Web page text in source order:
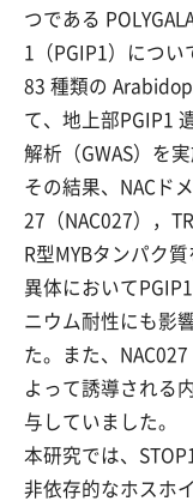
つである
1（PGIP1）につい
83 種類の
て、地上部PGIP1
解析（GWAS）を
その結果、NACド
27（NAC027），
R型MYBタンパク
異体において
ニウム耐性にも影
た。また、
よって誘導される
与していました。
本研究では、
非依存的なホスホ